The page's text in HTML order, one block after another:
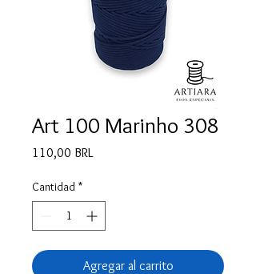
Art 100 Marinho 308
110,00 BRL
Cantidad *
Agregar al carrito